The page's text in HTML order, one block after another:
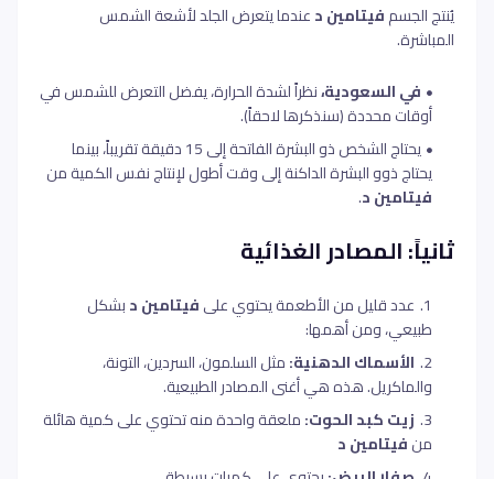
يُنتج الجسمفيتامين دعندما يتعرض الجلد لأشعة الشمس
المباشرة.
في السعودية،نظراً لشدة الحرارة، يفضل التعرض للشمس في
أوقات محددة (سنذكرها لاحقاً).
يحتاج الشخص ذو البشرة الفاتحة إلى 15 دقيقة تقريباً، بينما
يحتاج ذوو البشرة الداكنة إلى وقت أطول لإنتاج نفس الكمية من
فيتامين د.
ثانياً: المصادر الغذائية
عدد قليل من الأطعمة يحتوي علىفيتامين دبشكل
طبيعي، ومن أهمها:
الأسماك الدهنية:مثل السلمون، السردين، التونة،
والماكريل. هذه هي أغنى المصادر الطبيعية.
زيت كبد الحوت:ملعقة واحدة منه تحتوي على كمية هائلة
منفيتامين د